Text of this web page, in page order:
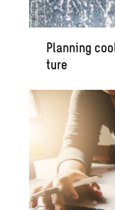
Plan­ning
ture